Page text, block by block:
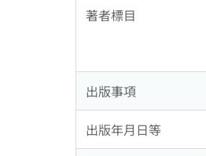
著者標目
出版事項
出版年月日等